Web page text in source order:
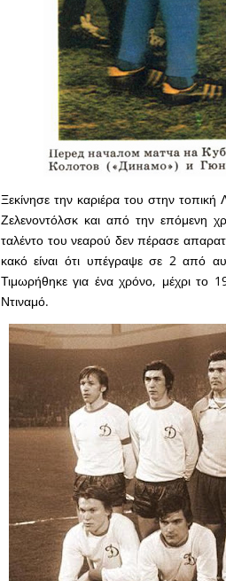
Ξεκίνησε την καριέρα του στην τοπική
Ζελενοντόλσκ και από την επόμενη
ταλέντο του νεαρού δεν πέρασε
κακό είναι ότι υπέγραψε σε 2 από
Τιμωρήθηκε για ένα χρόνο, μέχρι το
Ντιναμό.